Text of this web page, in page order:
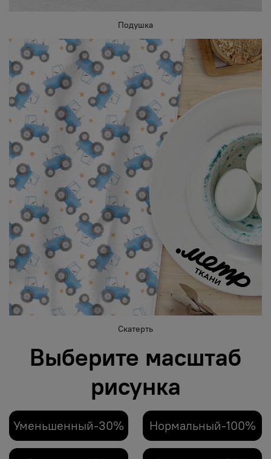
Подушка
Скатерть
Выберите масштаб
рисунка
Уменьшенный-30% Нормальный-100%